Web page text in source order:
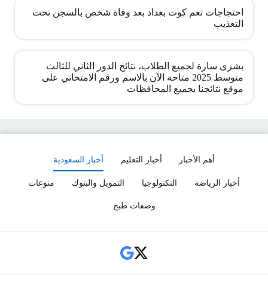
احتجاجات تعم كوت بغداد بعد وفاة شخص بالسجن تحت
التعذيب
بشرى سارة لجميع الطلاب، نتائج الدور الثاني للثالث
متوسط 2025 متاحة الآن بالاسم ورقم الامتحاني على
موقع نتائجنا بجميع المحافظات
أهم الأخبار أخبار التعليم أخبار السعودية
أخبار الرياضة التكنولوجيا التمويل والبنوك منوعات
وصفات طبخ
Social Links